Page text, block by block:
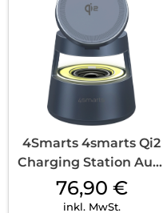
4Smarts 4smarts Qi2
Charging Station Aura
Sound Sp...
76,90 €
inkl. MwSt.